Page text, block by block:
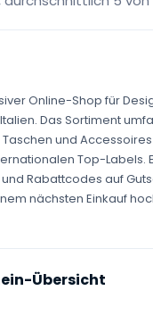
Online-Shop für
Das Sortiment
und
Top-Labels.
Rabattcodes auf
nächsten Einkauf
Übersicht